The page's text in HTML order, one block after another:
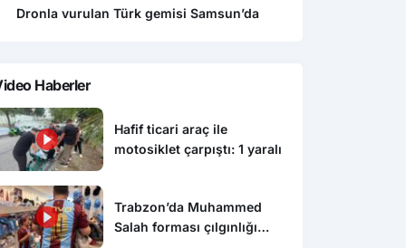
Dronla vurulan Türk gemisi Samsun’da
Haberler
Hafif ticari araç ile
motosiklet çarpıştı: 1 yaralı
Trabzon’da Muhammed
Salah forması çılgınlığı